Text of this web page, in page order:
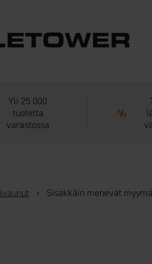
Yli 25 000
tuotetta
varastossa
› Sisäkkäin menevät